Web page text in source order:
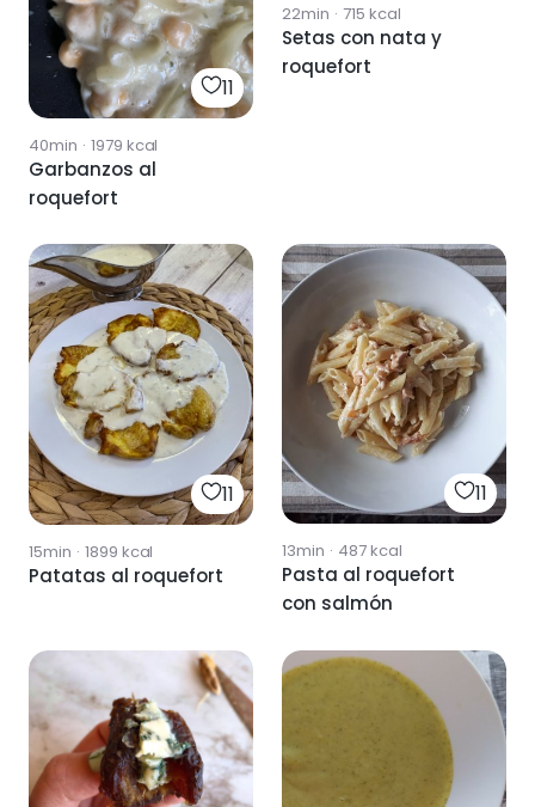
11
40min · 1979 kcal
Garbanzos al
roquefort
22min · 715 kcal
Setas con nata y
roquefort
11
15min · 1899 kcal
Patatas al roquefort
11
13min · 487kcal
Pasta al roquefort
con salmón